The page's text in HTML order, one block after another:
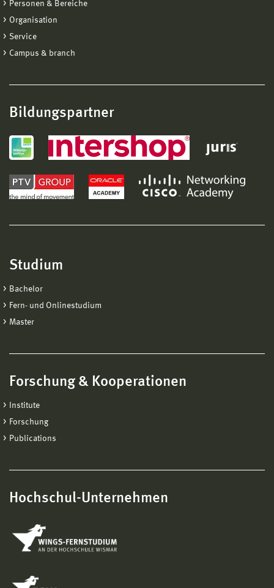
Personen & Bereiche
Organisation
Service
Campus & branch
Bildungspartner
Studium
Bachelor
Fern- und Onlinestudium
Master
Forschung & Kooperationen
Institute
Forschung
Publications
Hochschul-Unternehmen